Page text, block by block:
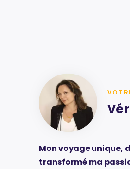
Mon voyage unique,
transformé ma